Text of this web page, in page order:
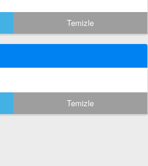
Temizle
Temizle